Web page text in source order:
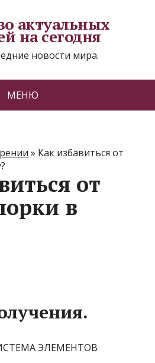
актуальных
на сегодня
новости мира.
МЕНЮ
» Как избавиться от
от
в
ЭЛЕМЕНТОВ